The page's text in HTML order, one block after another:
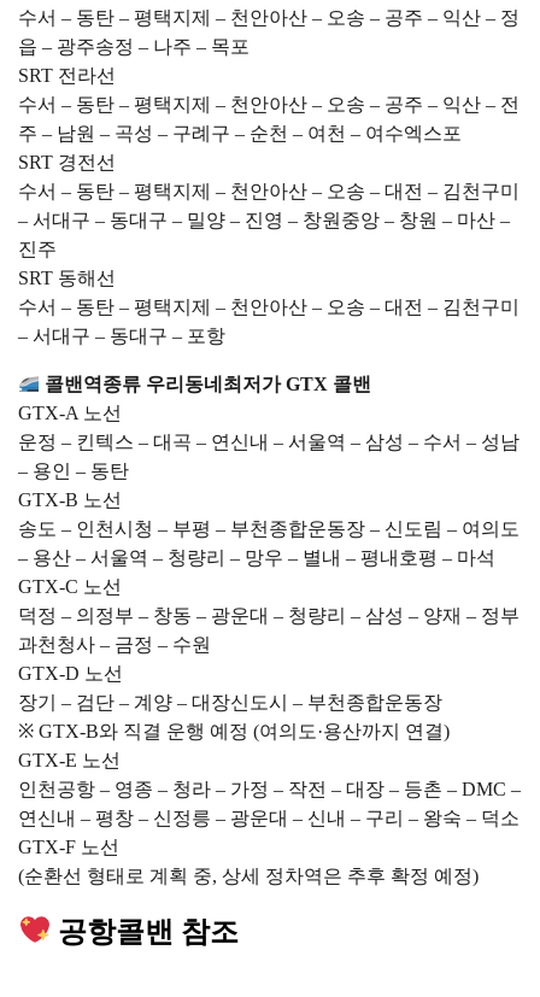
수서 – 동탄 – 평택지제 – 천안아산 – 오송 – 공주 – 익산 – 정
읍 – 광주송정 – 나주 – 목포
SRT 전라선
수서 – 동탄 – 평택지제 – 천안아산 – 오송 – 공주 – 익산 – 전
주 – 남원 – 곡성 – 구례구 – 순천 – 여천 – 여수엑스포
SRT 경전선
수서 – 동탄 – 평택지제 – 천안아산 – 오송 – 대전 – 김천구미
– 서대구 – 동대구 – 밀양 – 진영 – 창원중앙 – 창원 – 마산 –
진주
SRT 동해선
수서 – 동탄 – 평택지제 – 천안아산 – 오송 – 대전 – 김천구미
– 서대구 – 동대구 – 포항
콜밴역종류 우리동네최저가 GTX 콜밴
GTX-A 노선
운정 – 킨텍스 – 대곡 – 연신내 – 서울역 – 삼성 – 수서 – 성남
– 용인 – 동탄
GTX-B 노선
송도 – 인천시청 – 부평 – 부천종합운동장 – 신도림 – 여의도
– 용산 – 서울역 – 청량리 – 망우 – 별내 – 평내호평 – 마석
GTX-C 노선
덕정 – 의정부 – 창동 – 광운대 – 청량리 – 삼성 – 양재 – 정부
과천청사 – 금정 – 수원
GTX-D 노선
장기 – 검단 – 계양 – 대장신도시 – 부천종합운동장
※ GTX-B와 직결 운행 예정 (여의도·용산까지 연결)
GTX-E 노선
인천공항 – 영종 – 청라 – 가정 – 작전 – 대장 – 등촌 – DMC –
연신내 – 평창 – 신정릉 – 광운대 – 신내 – 구리 – 왕숙 – 덕소
GTX-F 노선
(순환선 형태로 계획 중, 상세 정차역은 추후 확정 예정)
공항콜밴 참조